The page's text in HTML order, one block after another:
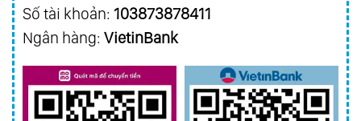
Số tài khoản: 103873878411
Ngân hàng: VietinBank